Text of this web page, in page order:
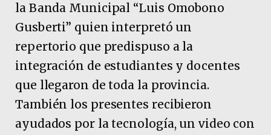
la Banda Municipal “Luis Omobono
Gusberti” quien interpretó un
repertorio que predispuso a la
integración de estudiantes y docentes
que llegaron de toda la provincia.
También los presentes recibieron
ayudados por la tecnología, un video con